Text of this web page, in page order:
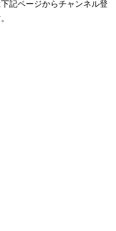
記ページからチャンネル登